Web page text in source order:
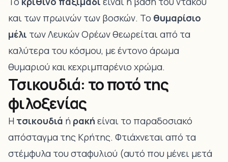
και των πρωινών των βοσκών. Το θυμαρίσιο
μέλι των Λευκών Ορέων θεωρείται από τα
καλύτερα του κόσμου, με έντονο άρωμα
θυμαριού και κεχριμπαρένιο χρώμα.
Τσικουδιά: το ποτό της
φιλοξενίας
Η τσικουδιά ή ρακή είναι το παραδοσιακό
απόσταγμα της Κρήτης. Φτιάχνεται από τα
στέμφυλα του σταφυλιού (αυτό που μένει μετά